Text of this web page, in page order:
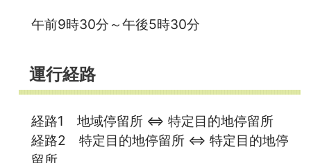
午前9時30分～午後5時30分
運行経路
経路1 地域停留所 ⇔ 特定目的地停留所
経路2 特定目的地停留所 ⇔ 特定目的地停